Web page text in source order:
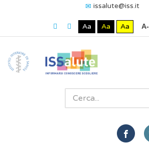
issalute@iss.it
Aa Aa Aa A-